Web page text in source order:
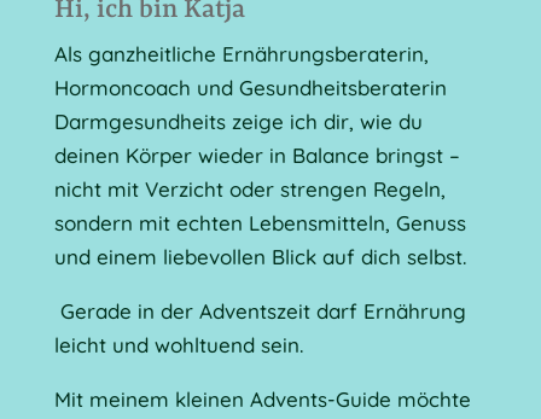
Hi, ich bin Katja
Als ganzheitliche Ernährungsberaterin,
Hormoncoach und Gesundheitsberaterin
Darmgesundheits zeige ich dir, wie du
deinen Körper wieder in Balance bringst –
nicht mit Verzicht oder strengen Regeln,
sondern mit echten Lebensmitteln, Genuss
und einem liebevollen Blick auf dich selbst.
Gerade in der Adventszeit darf Ernährung
leicht und wohltuend sein.
Mit meinem kleinen Advents-Guide möchte